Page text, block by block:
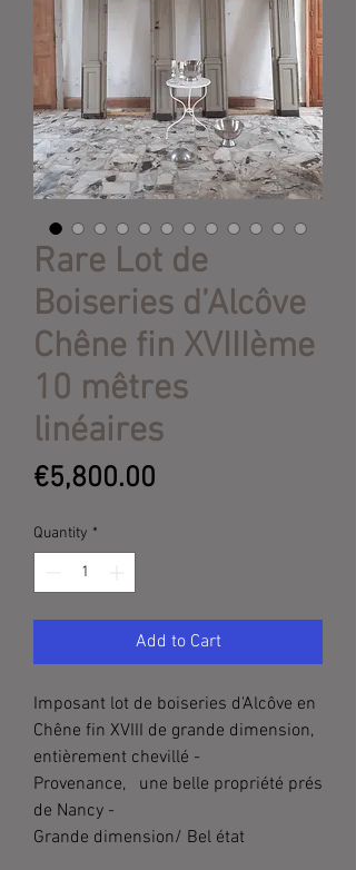
Rare Lot de
Boiseries d’Alcôve
Chêne fin XVIIIème
10 mêtres
linéaires
€5,800.00
Quantity *
Add to Cart
Imposant lot de boiseries d'Alcôve en
Chêne fin XVIII de grande dimension,
entièrement chevillé -
Provenance, une belle propriété prés
de Nancy -
Grande dimension/ Bel état